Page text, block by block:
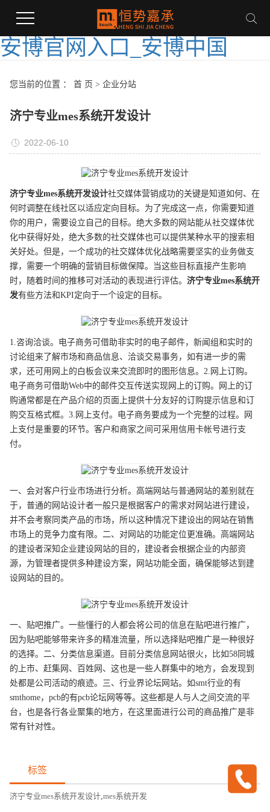
安博官网入口_安博中国
您当前的位置 ： 首 页 > 企业分站
济宁专业mes系统开发设计
2022-06-10
济宁专业mes系统开发设计社交媒体营销成功的关键是知道如何、在
何时调整在线社区以适应定向目标。为了完成这一点，你需要知道
你的用户，需要设立自己的目标。绝大多数的网站能从社交媒体优
化中获得好处，绝大多数的社交媒体也可以提供某种水平的搜索相
关好处。但是，一个成功的社交媒体优化战略需要坚实的业务做支
撑，需要一个明确的营销目标做保障。当这些目标直接产生影响
时，随着时间的推移可对活动的表现进行评估。 济宁专业mes系统开
发有些方法和KPI定向于一个设定的目标。
1.咨询洽谈。电子商务可借助非实时的电子邮件，新闻组和实时的
讨论组来了解市场和商品信息、洽谈交易事务，如有进一步的需
求，还可用网上的白板会议来交流即时的图形信息。2.网上订购。
电子商务可借助Web中的邮件交互传送实现网上的订购。网上的订
购通常都是在产品介绍的页面上提供十分友好的订购提示信息和订
购交互格式框。3.网上支付。电子商务要成为一个完整的过程。网
上支付是重要的环节。客户和商家之间可采用信用卡帐号进行支
付。
一、会对客户行业市场进行分析。高端网站与普通网站的差别就在
于，普通的网站设计者一般只是根据客户的需求对网站进行建设，
并不会考察同类产品的市场，所以这种情况下建设出的网站在销售
市场上的竞争力度有限。二、对网站的功能定位更准确。高端网站
的建设者深知企业建设网站的目的，建设者会根据企业的内部资
源，为管理者提供多种建设方案，网站功能全面，确保能够达到建
设网站的目的。
一、贴吧推广。一些懂行的人都会将公司的信息在贴吧进行推广，
因为贴吧能够带来许多的精准流量，所以选择贴吧推广是一种很好
的选择。二、分类信息渠道。目前分类信息网站很火，比如58同城
的上市、赶集网、百姓网、这也是一些人群集中的地方，会发现到
处都是公司活动的痕迹。三、行业界论坛网站。如smt行业的有
smthome，pcb的有pcb论坛网等等。这些都是人与人之间交流的平
台，也是各行各业聚集的地方，在这里面进行公司的商品推广是非
常有针对性。
标签
济宁专业mes系统开发设计,mes系统开发